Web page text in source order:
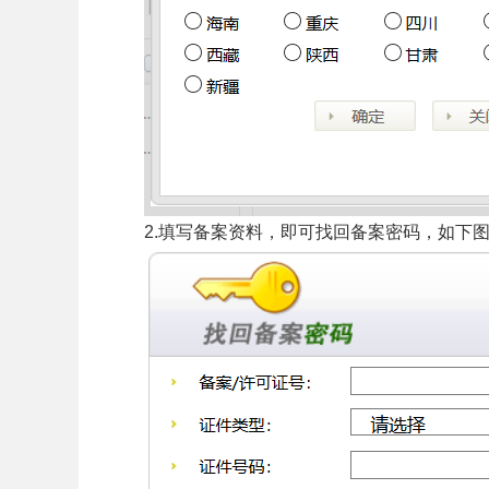
2.填写备案资料，即可找回备案密码，如下